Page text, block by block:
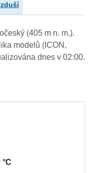
(405 m n. m.).
modelů (ICON,
dnes v 02:00.
°C